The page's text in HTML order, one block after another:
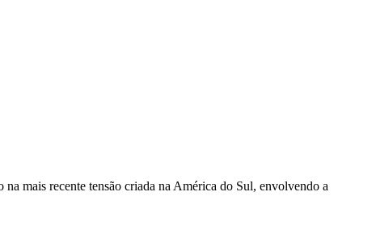
mais recente tensão criada na América do Sul, envolvendo a